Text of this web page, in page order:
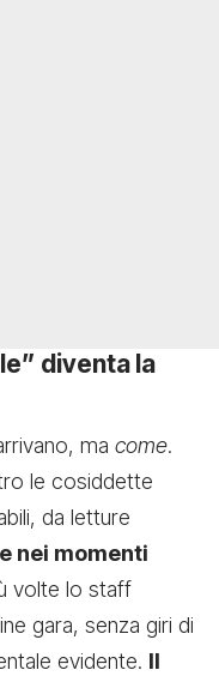
diventa la
ma come.
le cosiddette
da letture
nei momenti
volte lo staff
gara, senza giri di
evidente. Il